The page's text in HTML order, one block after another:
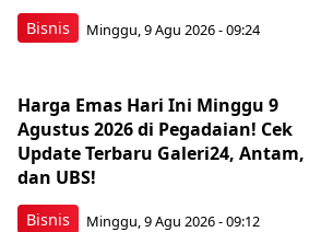
Bisnis Minggu, 9 Agu 2026 - 09:24
Bisnis
Harga Emas Hari Ini Minggu 9
Agustus 2026 di Pegadaian! Cek
Update Terbaru Galeri24, Antam,
dan UBS!
Minggu, 9 Agu 2026 - 09:12